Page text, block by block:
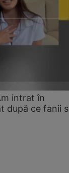
intrat în
după ce fanii